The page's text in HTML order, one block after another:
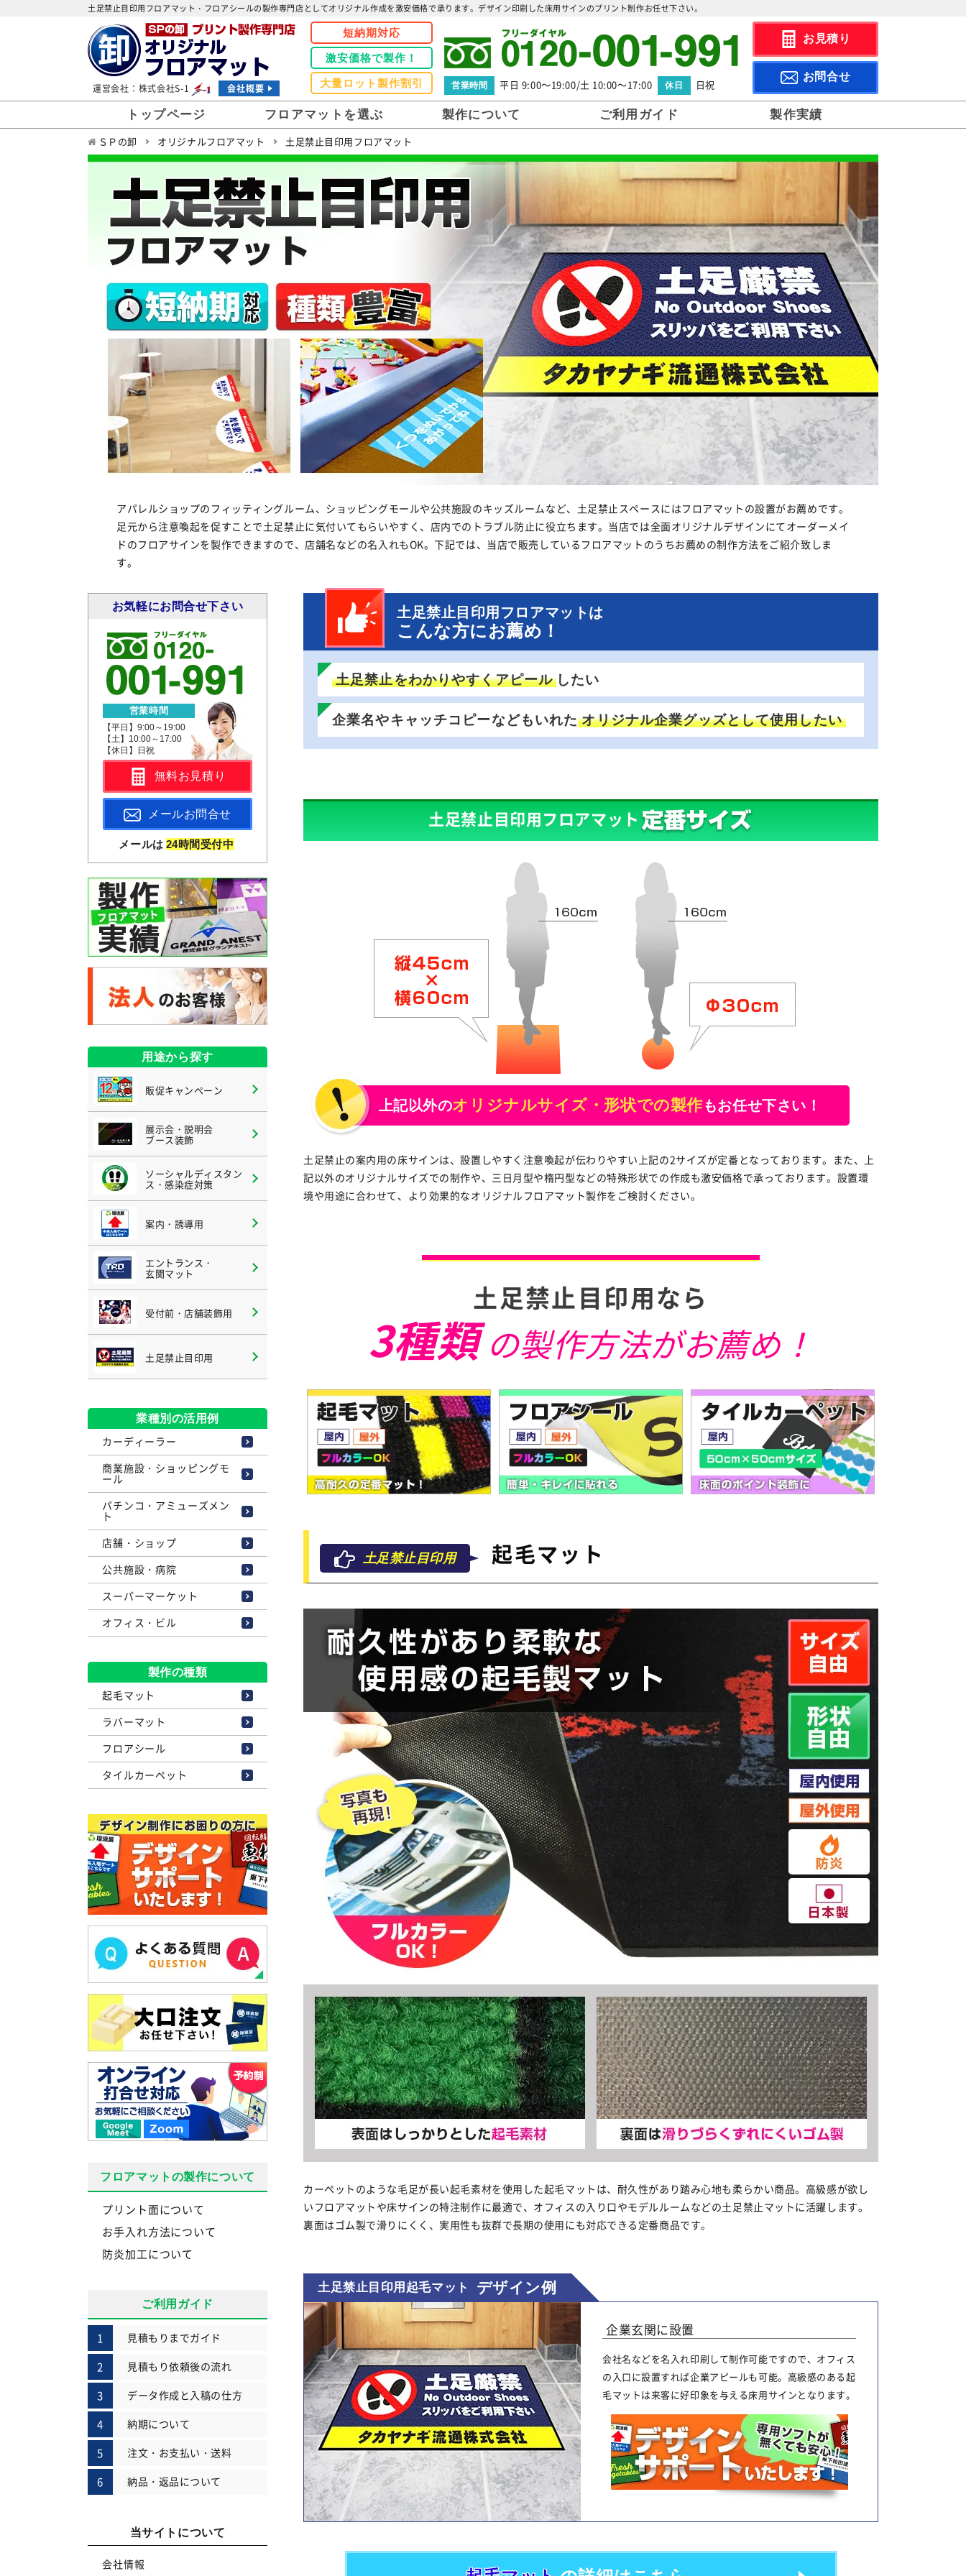
土足禁止目印用フロアマット・フロアシールの製作専門店としてオリジナル作成を激安価格で承ります。デザイン印刷した床用サインのプリント制作お任せ下さい。
運営会社：株式会社S-1 会社概要
短納期対応
激安価格で製作！
大量ロット製作割引 営業時間 平日 9:00～19:00/土 10:00～17:00 休日 日祝
お見積り
お問合せ
トップページ フロアマットを選ぶ
販促キャンペーン
展示会・説明会
ブース装飾
案内・誘導用
エントランス・
玄関マット
受付前・店舗装飾用
商業施設・ショッピングモール パチンコ・アミューズメント
店舗・ショップ 公共施設・病院 スーパーマーケット
オフィス・ビル
フロアシール
タイルカーペット
製作について
プリント面について お手入れ方法について 防炎加工について
よくある質問 デザインサポートについて
法人のお客様
ご利用ガイド
見積もりまでガイド 見積もり依頼後の流れ
納期について 納品・返品について
製作実績
ＳＰの卸
オリジナルフロアマット 土足禁止目印用フロアマット
アパレルショップのフィッティングルーム、ショッピングモールや公共施設のキッズルームなど、土足禁止スペースにはフロアマットの設置がお薦めです。
足元から注意喚起を促すことで土足禁止に気付いてもらいやすく、店内でのトラブル防止に役立ちます。当店では全面オリジナルデザインにてオーダーメイ
ドのフロアサインを製作できますので、店舗名などの名入れもOK。下記では、当店で販売しているフロアマットのうちお薦めの制作方法をご紹介致しま
す。
土足禁止目印用フロアマットは
こんな方にお薦め！
土足禁止をわかりやすくアピール したい
企業名やキャッチコピーなどもいれた オリジナル企業グッズとして使用したい
土足禁止目印用フロアマット
上記以外のオリジナルサイズ・形状での製作もお任せ下さい！
土足禁止の案内用の床サインは、設置しやすく注意喚起が伝わりやすい上記の2サイズが定番となっております。また、上
記以外のオリジナルサイズでの制作や、三日月型や楕円型などの特殊形状での作成も激安価格で承っております。設置環
境や用途に合わせて、より効果的なオリジナルフロアマット製作をご検討ください。
土足禁止目印用なら
3種類 の製作方法がお薦め！
土足禁止目印用 起毛マット
カーペットのような毛足が長い起毛素材を使用した起毛マットは、耐久性があり踏み心地も柔らかい商品。高級感が欲し
いフロアマットや床サインの特注制作に最適で、オフィスの入り口やモデルルームなどの土足禁止マットに活躍します。
裏面はゴム製で滑りにくく、実用性も抜群で長期の使用にも対応できる定番商品です。
土足禁止目印用起毛マット デザイン例
企業玄関に設置
会社名などを名入れ印刷して制作可能ですので、オフィス
の入口に設置すれば企業アピールも可能。高級感のある起
毛マットは来客に好印象を与える床用サインとなります。
お気軽にお問合せ下さい
営業時間
【平日】9:00～19:00
【土】10:00～17:00
【休日】日祝
無料お見積り
メールお問合せ
メールは 24時間受付中
用途から探す
販促キャンペーン
展示会・説明会
ブース装飾
ソーシャルディスタン
ス・感染症対策
案内・誘導用
エントランス・
玄関マット
受付前・店舗装飾用
土足禁止目印用
業種別の活用例
カーディーラー
商業施設・ショッピングモ
ール
パチンコ・アミューズメン
ト
店舗・ショップ
公共施設・病院
スーパーマーケット
オフィス・ビル
製作の種類
起毛マット
ラバーマット
フロアシール
タイルカーペット
フロアマットの製作について
プリント面について
お手入れ方法について
防炎加工について
ご利用ガイド
見積もりまでガイド
見積もり依頼後の流れ
データ作成と入稿の仕方
納期について
注文・お支払い・送料
納品・返品について
当サイトについて
会社情報